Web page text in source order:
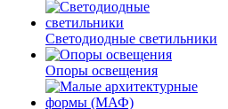
Светодиодные светильники
Опоры освещения